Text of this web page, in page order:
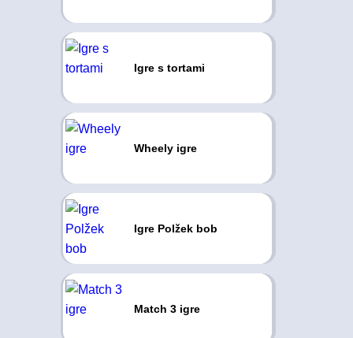
Igre s tortami
Wheely igre
Igre Polžek bob
Match 3 igre